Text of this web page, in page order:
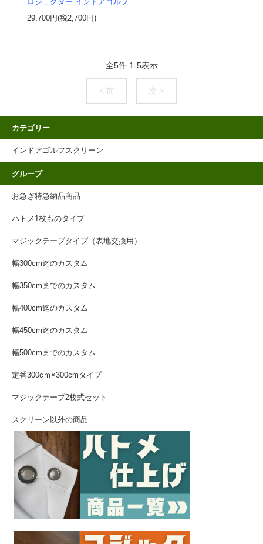
ロジェクター インドアゴルフ
29,700円(税2,700円)
全5件 1-5表示
< 前 次 >
カテゴリー
インドアゴルフスクリーン
グループ
お急ぎ特急納品商品
ハトメ1枚ものタイプ
マジックテープタイプ（表地交換用）
幅300cm迄のカスタム
幅350cmまでのカスタム
幅400cm迄のカスタム
幅450cm迄のカスタム
幅500cmまでのカスタム
定番300cｍ×300cmタイプ
マジックテープ2枚式セット
スクリーン以外の商品